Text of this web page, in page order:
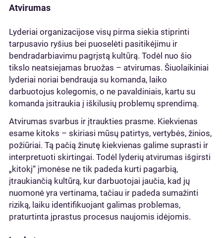
Atvirumas
Lyderiai organizacijose visų pirma siekia stiprinti
tarpusavio ryšius bei puoselėti pasitikėjimu ir
bendradarbiavimu pagrįstą kultūrą. Todėl nuo šio
tikslo neatsiejamas bruožas – atvirumas. Šiuolaikiniai
lyderiai noriai bendrauja su komanda, laiko
darbuotojus kolegomis, o ne pavaldiniais, kartu su
komanda įsitraukia į iškilusių problemų sprendimą.
Atvirumas svarbus ir įtraukties prasme. Kiekvienas
esame kitoks – skiriasi mūsų patirtys, vertybės, žinios,
požiūriai. Tą pačią žinutę kiekvienas galime suprasti ir
interpretuoti skirtingai. Todėl lyderių atvirumas išgirsti
„kitokį“ įmonėse ne tik padeda kurti pagarbią,
įtraukiančią kultūrą, kur darbuotojai jaučia, kad jų
nuomonė yra vertinama, tačiau ir padeda sumažinti
riziką, laiku identifikuojant galimas problemas,
praturtinta įprastus procesus naujomis idėjomis.